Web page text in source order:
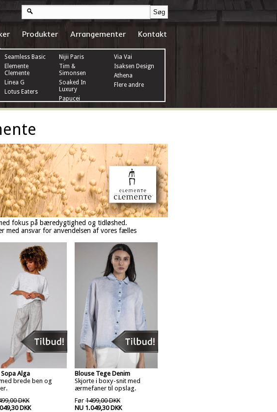
Seamless Basic
Elemente
Clemente
Linea G
Lotus Eaters
Nijii Paris
Tim &
Simonsen
Soaked In
Luxury
Papucei
Via Vai
Isaksen Design
Athena
Flere andre
Produkter Arrangementer Kontakt
fokus på bæredygtighed og tidløshed.
med ansvar for anvendelsen af vores fælles
Alga
brede ben og
DKK
DKK
Blouse Tege Denim
Skjorte i boxy-snit med
ærmefaner til opslag.
Før 1499,00 DKK
NU 1.049,30 DKK